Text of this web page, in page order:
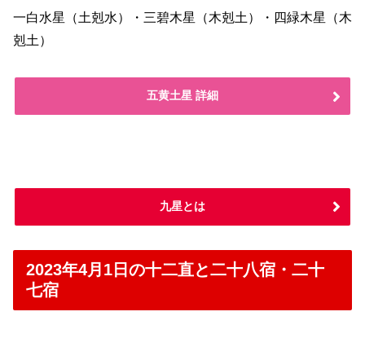
一白水星（土剋水）・三碧木星（木剋土）・四緑木星（木
剋土）
五黄土星 詳細
九星とは
2023年4月1日の十二直と二十八宿・二十
七宿